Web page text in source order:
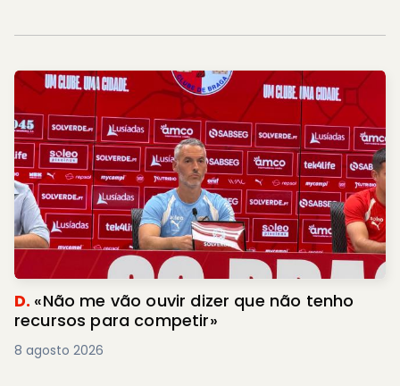
D. «Não me vão ouvir dizer que não tenho
recursos para competir»
8 agosto 2026